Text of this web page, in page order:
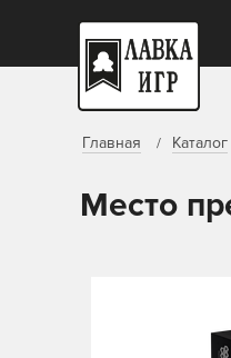
Главная Каталог
Место